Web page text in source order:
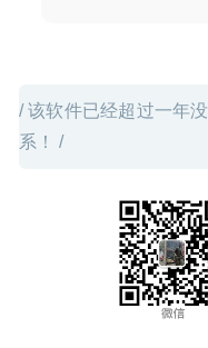
/ 该软件已经超过一年
系！ /